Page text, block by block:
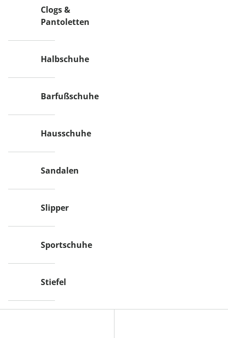
Clogs &
Pantoletten
Halbschuhe
Barfußschuhe
Hausschuhe
Sandalen
Slipper
Sportschuhe
Stiefel